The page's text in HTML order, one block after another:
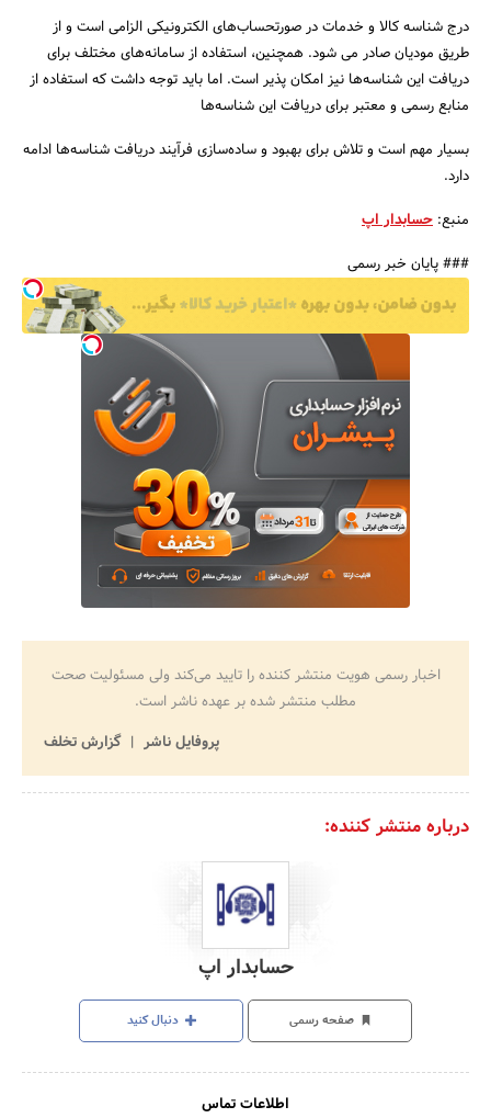
درج شناسه کالا و خدمات در صورتحساب‌های الکترونیکی الزامی است و از
طریق مودیان صادر می شود. همچنین، استفاده از سامانه‌های مختلف برای
دریافت این شناسه‌ها نیز امکان پذیر است. اما باید توجه داشت که استفاده از
منابع رسمی و معتبر برای دریافت این شناسه‌ها
بسیار مهم است و تلاش برای بهبود و ساده‌سازی فرآیند دریافت شناسه‌ها ادامه
دارد.
منبع: حسابدار اپ
### پایان خبر رسمی
اخبار رسمی هویت منتشر کننده را تایید می‌کند ولی مسئولیت صحت
مطلب منتشر شده بر عهده ناشر است.
پروفایل ناشر
گزارش تخلف
درباره منتشر کننده:
حسابدار اپ
صفحه رسمی دنبال کنید
اطلاعات تماس